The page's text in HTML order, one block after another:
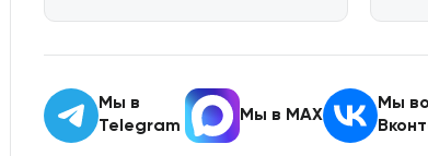
Мы в
Telegram
Мы в MAX
Мы во